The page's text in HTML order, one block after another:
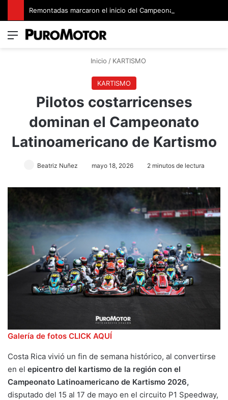
Menú
Inicio / KARTISMO
KARTISMO
Pilotos costarricenses
dominan el Campeonato
Latinoamericano de Kartismo
Beatriz Nuñez mayo 18, 2026 2 minutos de lectura
Galería de fotos CLICK AQUÍ
Costa Rica vivió un fin de semana histórico, al convertirse
en el epicentro del kartismo de la región con el
Campeonato Latinoamericano de Kartismo 2026,
disputado del 15 al 17 de mayo en el circuito P1 Speedway,